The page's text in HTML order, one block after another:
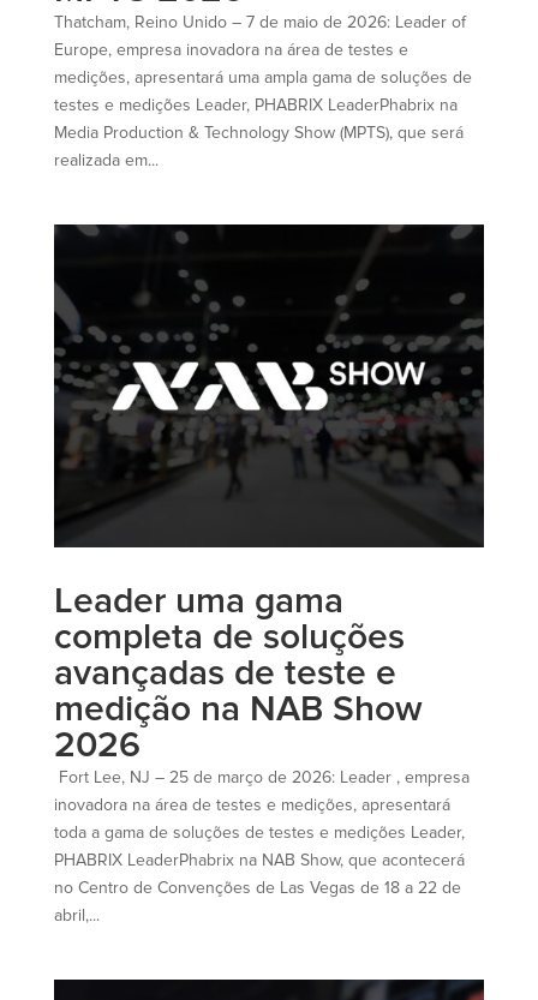
Thatcham, Reino Unido – 7 de maio de 2026: Leader of
Europe, empresa inovadora na área de testes e
medições, apresentará uma ampla gama de soluções de
testes e medições Leader, PHABRIX LeaderPhabrix na
Media Production & Technology Show (MPTS), que será
realizada em...
Leader uma gama
completa de soluções
avançadas de teste e
medição na NAB Show
2026
Fort Lee, NJ – 25 de março de 2026: Leader , empresa
inovadora na área de testes e medições, apresentará
toda a gama de soluções de testes e medições Leader,
PHABRIX LeaderPhabrix na NAB Show, que acontecerá
no Centro de Convenções de Las Vegas de 18 a 22 de
abril,...